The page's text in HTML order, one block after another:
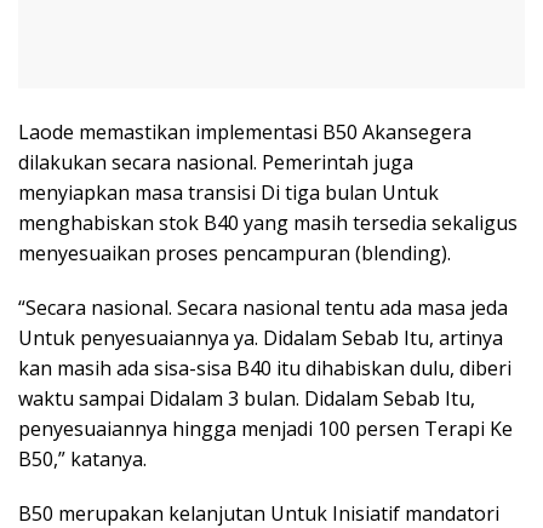
Laode memastikan implementasi B50 Akansegera
dilakukan secara nasional. Pemerintah juga
menyiapkan masa transisi Di tiga bulan Untuk
menghabiskan stok B40 yang masih tersedia sekaligus
menyesuaikan proses pencampuran (blending).
“Secara nasional. Secara nasional tentu ada masa jeda
Untuk penyesuaiannya ya. Didalam Sebab Itu, artinya
kan masih ada sisa-sisa B40 itu dihabiskan dulu, diberi
waktu sampai Didalam 3 bulan. Didalam Sebab Itu,
penyesuaiannya hingga menjadi 100 persen Terapi Ke
B50,” katanya.
B50 merupakan kelanjutan Untuk Inisiatif mandatori